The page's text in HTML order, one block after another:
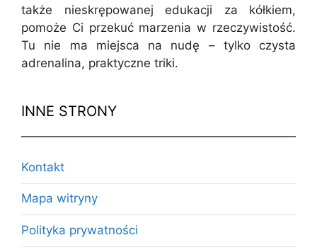
także nieskrępowanej edukacji za kółkiem,
pomoże Ci przekuć marzenia w rzeczywistość.
Tu nie ma miejsca na nudę – tylko czysta
adrenalina, praktyczne triki.
INNE STRONY
Kontakt
Mapa witryny
Polityka prywatności